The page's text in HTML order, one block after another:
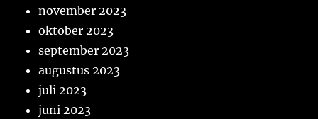
november 2023
oktober 2023
september 2023
augustus 2023
juli 2023
juni 2023